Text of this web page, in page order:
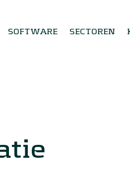
SOFTWARE SECTOREN